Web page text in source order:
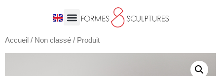
Accueil / Non classé / Produit